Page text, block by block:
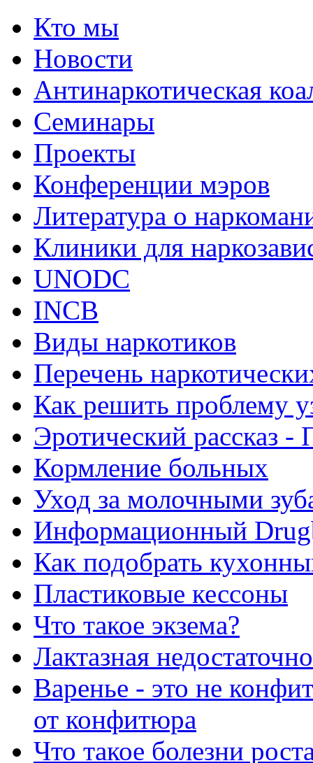
Кто мы
Новости
Антинаркотическая
Семинары
Проекты
Конференции мэров
Литература о
Клиники для
UNODC
INCB
Виды наркотиков
Перечень
Как решить проблему
Эротический рассказ -
Кормление больных
Уход за молочными
Информационный
Как подобрать
Пластиковые кессоны
Что такое экзема?
Лактазная
Варенье - это не
от конфитюра
Что такое болезни